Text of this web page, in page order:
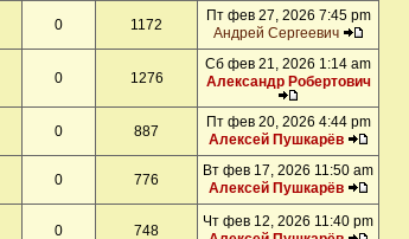
0 1172
Пт фев 27, 2026 7:45 pm
Андрей Сергеевич
0 1276
Сб фев 21, 2026 1:14 am
Александр Робертович
0 887
Пт фев 20, 2026 4:44 pm
Алексей Пушкарёв
0 776
Вт фев 17, 2026 11:50 am
Алексей Пушкарёв
0 748
Чт фев 12, 2026 11:40 pm